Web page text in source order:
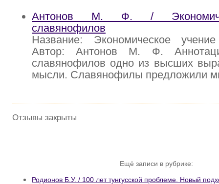
Антонов М. Ф. /
славянофилов
Название: Экономическое
Автор: Антонов М. Ф.
славянофилов одно из высших
мысли. Славянофилы предложили
Отзывы закрыты
Ещё записи в рубрике:
Родионов Б.У. / 100 лет тунгусской проблеме. Новый